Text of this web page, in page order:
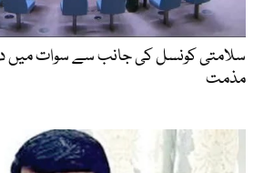
سلامتی کونسل کی جانب سے سوات
مذمت